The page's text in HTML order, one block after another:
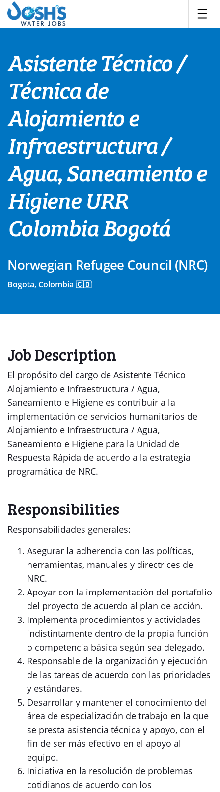
Skip
content
Asistente Técnico /
Técnica de
Alojamiento e
Infraestructura /
Agua, Saneamiento e
Higiene URR
Colombia Bogotá
Norwegian Refugee Council (NRC)
Bogota, Colombia 🇨🇴
Job Description
El propósito del cargo de Asistente Técnico
Alojamiento e Infraestructura / Agua,
Saneamiento e Higiene es contribuir a la
implementación de servicios humanitarios de
Alojamiento e Infraestructura / Agua,
Saneamiento e Higiene para la Unidad de
Respuesta Rápida de acuerdo a la estrategia
programática de NRC.
Responsibilities
Responsabilidades generales:
Asegurar la adherencia con las políticas,
herramientas, manuales y directrices de
NRC.
Apoyar con la implementación del portafolio
del proyecto de acuerdo al plan de acción.
Implementa procedimientos y actividades
indistintamente dentro de la propia función
o competencia básica según sea delegado.
Responsable de la organización y ejecución
de las tareas de acuerdo con las prioridades
y estándares.
Desarrollar y mantener el conocimiento del
área de especialización de trabajo en la que
se presta asistencia técnica y apoyo, con el
fin de ser más efectivo en el apoyo al
equipo.
Iniciativa en la resolución de problemas
cotidianos de acuerdo con los